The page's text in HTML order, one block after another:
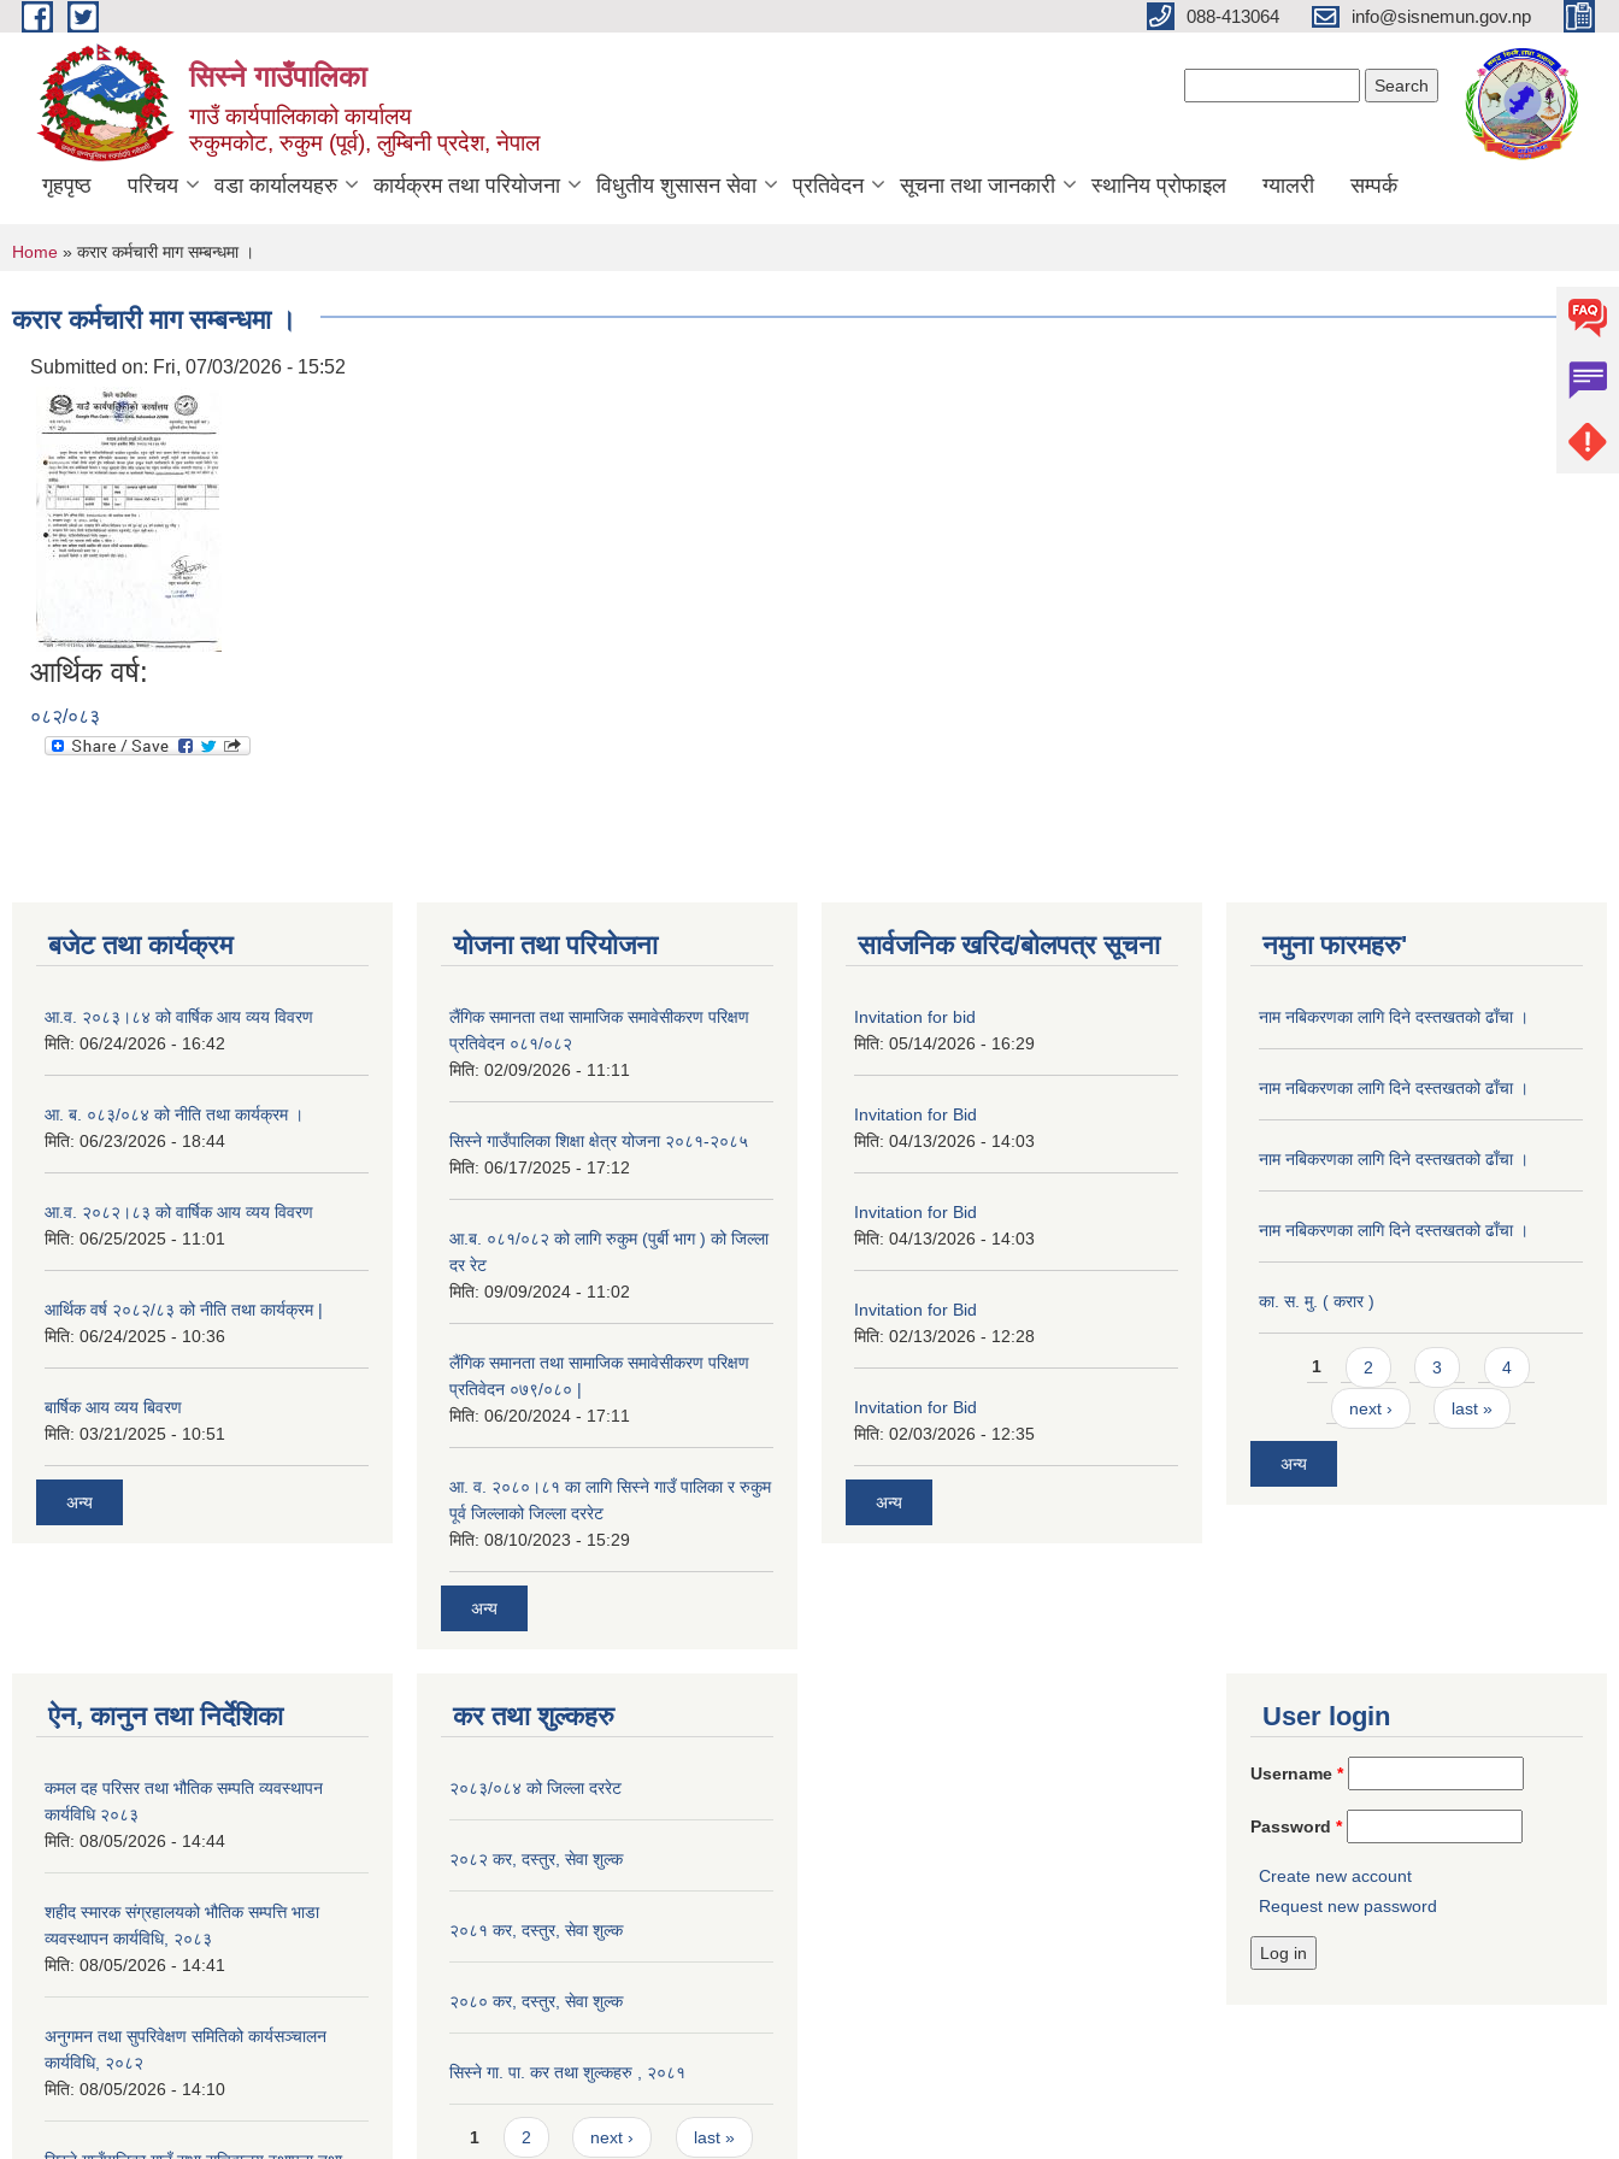
Skip to main content 088-413064 info@sisnemun.gov.np
सिस्ने गाउँपालिका
गाउँ कार्यपालिकाको कार्यालय
रुकुमकोट, रुकुम (पूर्व), लुम्बिनी प्रदेश, नेपाल
गृहपृष्ठ परिचय वडा कार्यालयहरु कार्यक्रम तथा परियोजना विधुतीय शुसासन सेवा प्रतिवेदन सूचना तथा जानकारी स्थानिय प्रोफाइल ग्यालरी सम्पर्क
You are here
Home » करार कर्मचारी माग सम्बन्धमा ।
करार कर्मचारी माग सम्बन्धमा ।
Submitted on: Fri, 07/03/2026 - 15:52
आर्थिक वर्ष:
०८२/०८३
बजेट तथा कार्यक्रम
आ.व. २०८३।८४ को वार्षिक आय व्यय विवरण
मिति: 06/24/2026 - 16:42
आ. ब. ०८३/०८४ को नीति तथा कार्यक्रम ।
मिति: 06/23/2026 - 18:44
आ.व. २०८२।८३ को वार्षिक आय व्यय विवरण
मिति: 06/25/2025 - 11:01
आर्थिक वर्ष २०८२/८३ को नीति तथा कार्यक्रम |
मिति: 06/24/2025 - 10:36
बार्षिक आय व्यय बिवरण
मिति: 03/21/2025 - 10:51
अन्य
योजना तथा परियोजना
लैंगिक समानता तथा सामाजिक समावेसीकरण परिक्षण
प्रतिवेदन ०८१/०८२
मिति: 02/09/2026 - 11:11
सिस्ने गाउँपालिका शिक्षा क्षेत्र योजना २०८१-२०८५
मिति: 06/17/2025 - 17:12
आ.ब. ०८१/०८२ को लागि रुकुम (पुर्बी भाग ) को जिल्ला
दर रेट
मिति: 09/09/2024 - 11:02
लैंगिक समानता तथा सामाजिक समावेसीकरण परिक्षण
प्रतिवेदन ०७९/०८० |
मिति: 06/20/2024 - 17:11
आ. व. २०८०।८१ का लागि सिस्ने गाउँ पालिका र रुकुम
पूर्व जिल्लाको जिल्ला दररेट
मिति: 08/10/2023 - 15:29
अन्य
सार्वजनिक खरिद/बोलपत्र सूचना
Invitation for bid
मिति: 05/14/2026 - 16:29
Invitation for Bid
मिति: 04/13/2026 - 14:03
Invitation for Bid
मिति: 04/13/2026 - 14:03
Invitation for Bid
मिति: 02/13/2026 - 12:28
Invitation for Bid
मिति: 02/03/2026 - 12:35
अन्य
नमुना फारमहरु'
नाम नबिकरणका लागि दिने दस्तखतको ढाँचा ।
नाम नबिकरणका लागि दिने दस्तखतको ढाँचा ।
नाम नबिकरणका लागि दिने दस्तखतको ढाँचा ।
नाम नबिकरणका लागि दिने दस्तखतको ढाँचा ।
का. स. मु. ( करार )
Pages
1 2 3 4
next › last »
अन्य
ऐन, कानुन तथा निर्देशिका
कमल दह परिसर तथा भौतिक सम्पति व्यवस्थापन
कार्यविधि २०८३
मिति: 08/05/2026 - 14:44
शहीद स्मारक संग्रहालयको भौतिक सम्पत्ति भाडा
व्यवस्थापन कार्यविधि, २०८३
मिति: 08/05/2026 - 14:41
अनुगमन तथा सुपरिवेक्षण समितिको कार्यसञ्चालन
कार्यविधि, २०८२
मिति: 08/05/2026 - 14:10
कर तथा शुल्कहरु
२०८३/०८४ को जिल्ला दररेट
२०८२ कर, दस्तुर, सेवा शुल्क
२०८१ कर, दस्तुर, सेवा शुल्क
२०८० कर, दस्तुर, सेवा शुल्क
सिस्ने गा. पा. कर तथा शुल्कहरु , २०८१
Pages
1 2 next › last »
User login
Username *
Password *
Create new account
Request new password